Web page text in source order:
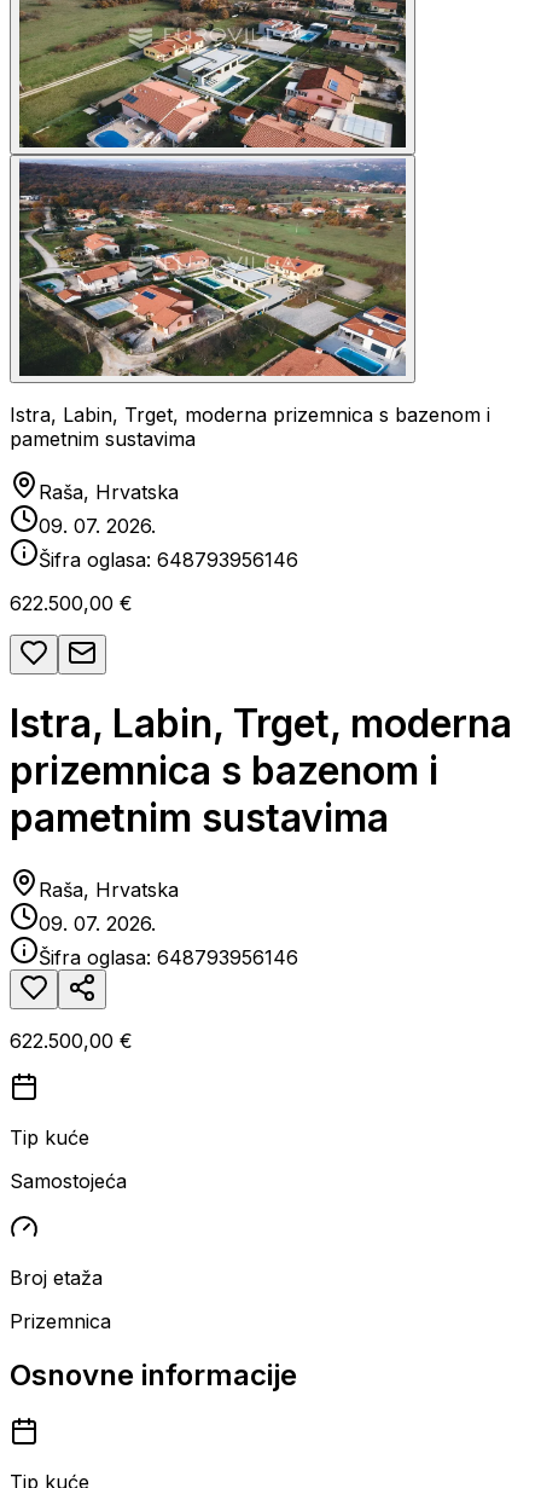
Istra, Labin, Trget, moderna prizemnica s bazenom i
pametnim sustavima
Raša, Hrvatska
09. 07. 2026.
Šifra oglasa: 648793956146
622.500,00 €
Istra, Labin, Trget, moderna
prizemnica s bazenom i
pametnim sustavima
Raša, Hrvatska
09. 07. 2026.
Šifra oglasa: 648793956146
622.500,00 €
Tip kuće
Samostojeća
Broj etaža
Prizemnica
Osnovne informacije
Tip kuće